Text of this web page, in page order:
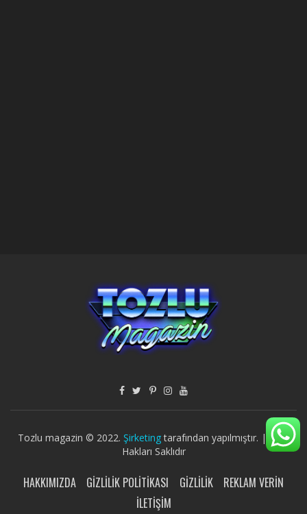
Tozlu magazin © 2022. Şirketingtarafından yapılmıştır. | Tüm
Hakları Saklıdır
HAKKIMIZDA GIZLILIK POLITIKASI GIZLILIK
REKLAM VERIN
İLETIŞIM